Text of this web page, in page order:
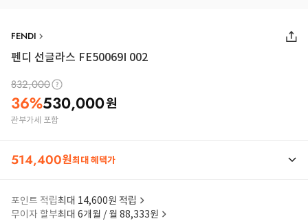
FENDI
펜디 선글라스 FE50069I 002
832,000
36%530,000원
관부가세 포함
514,400원최대 혜택가
포인트 적립최대 14,600원 적립
무이자 할부최대 6개월 / 월 88,333원